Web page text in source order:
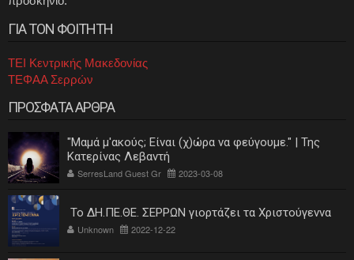
ΓΙΑ ΤΟΝ ΦΟΙΤΗΤΗ
ΤΕΙ Κεντρικής Μακεδονίας
ΤΕΦΑΑ Σερρών
ΠΡΟΣΦΑΤΑ ΑΡΘΡΑ
"Μαμά μ'ακούς; Είναι (χ)ώρα να φεύγουμε." | Της
Κατερίνας Λεβαντή
SerresLand Guest Gr 2023-03-08
Το ΔΗ.ΠΕ.ΘΕ. ΣΕΡΡΩΝ γιορτάζει τα Χριστούγεννα
Unknown 2022-12-22